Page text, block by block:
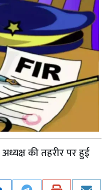
की तहरीर पर हुई